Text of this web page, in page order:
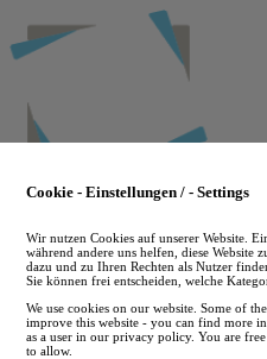
to
main
Cookie - Einstellungen / - Settings
Wir nutzen Cookies auf unserer Website.
während andere uns helfen, diese Website
dazu und zu Ihren Rechten als Nutzer
Sie können frei entscheiden, welche
We use cookies on our website. Some of
improve this website - you can find more
as a user in our privacy policy. You are
to allow.